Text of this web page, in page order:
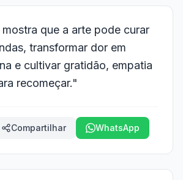
que a arte pode curar
transformar dor em
e cultivar gratidão, empatia
recomeçar."
Compartilhar WhatsApp